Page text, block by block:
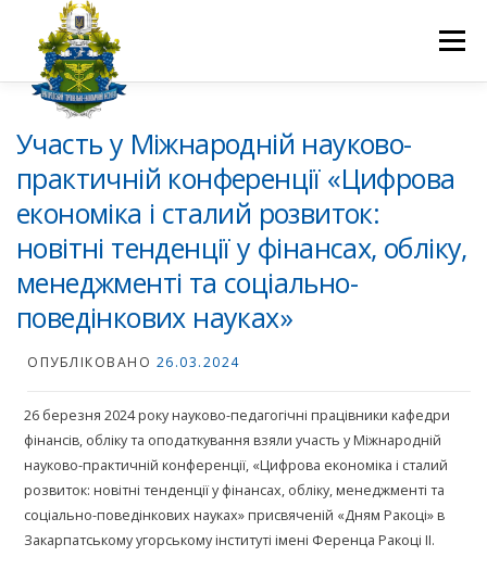
Меню
ПРО НАС
ВСТУП 2026 ВОЛОНТЕРСТВО
Участь у Міжнародній науково-
практичній конференції «Цифрова
економіка і сталий розвиток:
новітні тенденції у фінансах, обліку,
менеджменті та соціально-
поведінкових науках»
ОПУБЛІКОВАНО 26.03.2024
26 березня 2024 року науково-педагогічні працівники кафедри
фінансів, обліку та оподаткування взяли участь у Міжнародній
науково-практичній конференції, «Цифрова економіка і сталий
розвиток: новітні тенденції у фінансах, обліку, менеджменті та
соціально-поведінкових науках» присвяченій «Дням Ракоці» в
Закарпатському угорському інституті імені Ференца Ракоці ІІ.